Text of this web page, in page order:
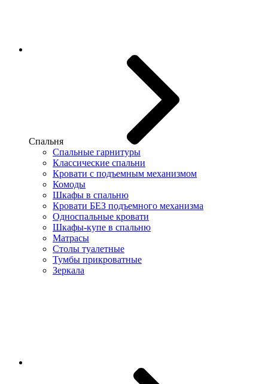
Спальня
Спальные гарнитуры
Классические спальни
Кровати с подъемным механизмом
Комоды
Шкафы в спальню
Кровати БЕЗ подъемного механизма
Односпальные кровати
Шкафы-купе в спальню
Матрасы
Столы туалетные
Тумбы прикроватные
Зеркала